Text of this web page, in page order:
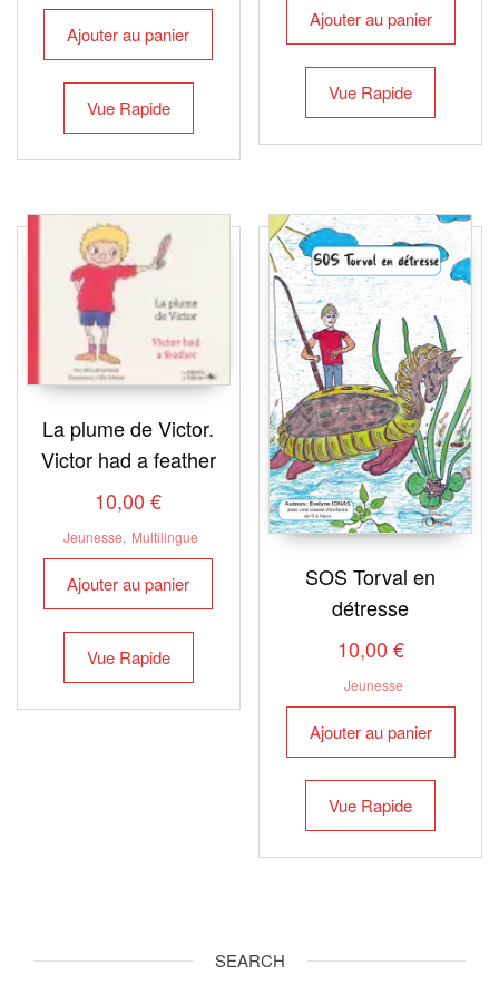
Ajouter au panier
Vue Rapide
Ajouter au panier
Vue Rapide
La plume de Victor.
Victor had a feather
10,00€
Jeunesse, Multilingue
Ajouter au panier
Vue Rapide
SOS Torval en
détresse
10,00 €
Jeunesse
Ajouter au panier
Vue Rapide
SEARCH